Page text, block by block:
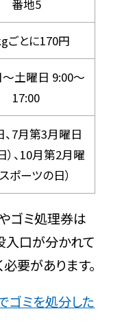
番地5
ごとに170円
土曜日 9:00〜
17:00
、7月第3月曜日
）、10月第2月曜
ポーツの日）
ゴミ処理券は
入口が分かれて
要があります。
ゴミを処分した